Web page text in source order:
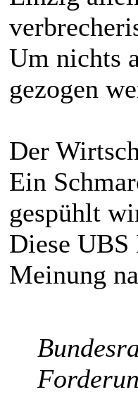
Um nichts
gezogen
Der
Ein
gespühlt
Diese UBS
Meinung